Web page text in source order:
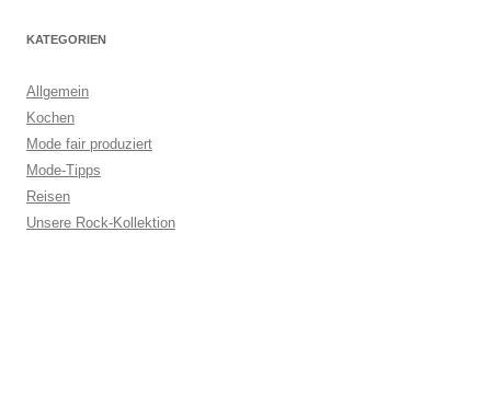
KATEGORIEN
Allgemein
Kochen
Mode fair produziert
Mode-Tipps
Reisen
Unsere Rock-Kollektion